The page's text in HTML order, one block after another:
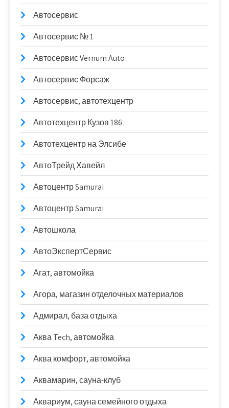
Автосервис
Автосервис № 1
Автосервис Vernum Auto
Автосервис Форсаж
Автосервис, автотехцентр
Автотехцентр Кузов 186
Автотехцентр на Элсибе
АвтоТрейд Хавейл
Автоцентр Samurai
Автоцентр Samurai
Автошкола
АвтоЭкспертСервис
Агат, автомойка
Агора, магазин отделочных материалов
Адмирал, база отдыха
Аква Tech, автомойка
Аква комфорт, автомойка
Аквамарин, сауна-клуб
Аквариум, сауна семейного отдыха